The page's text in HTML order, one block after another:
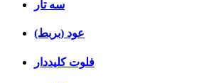
سه تار
عود (بربط)
فلوت کلیددار